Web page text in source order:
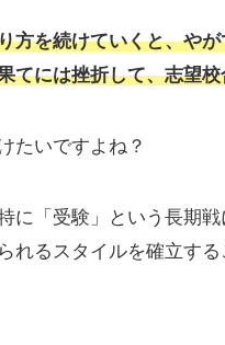
方を続けていくと、や
てには挫折して、志望
たいですよね？
に「受験」という長期
れるスタイルを確立す